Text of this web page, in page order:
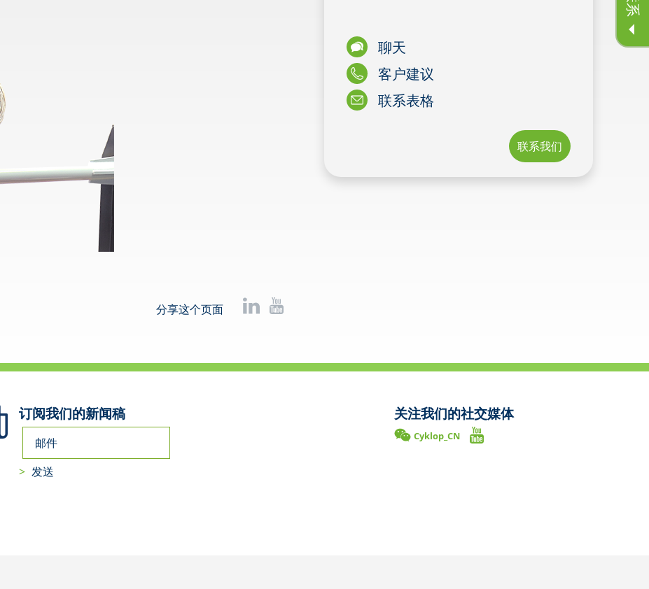
分享这个页面
聊天
客户建议
联系表格
联系我们
订阅我们的新闻稿 关注我们的社交媒体
Cyklop_CN